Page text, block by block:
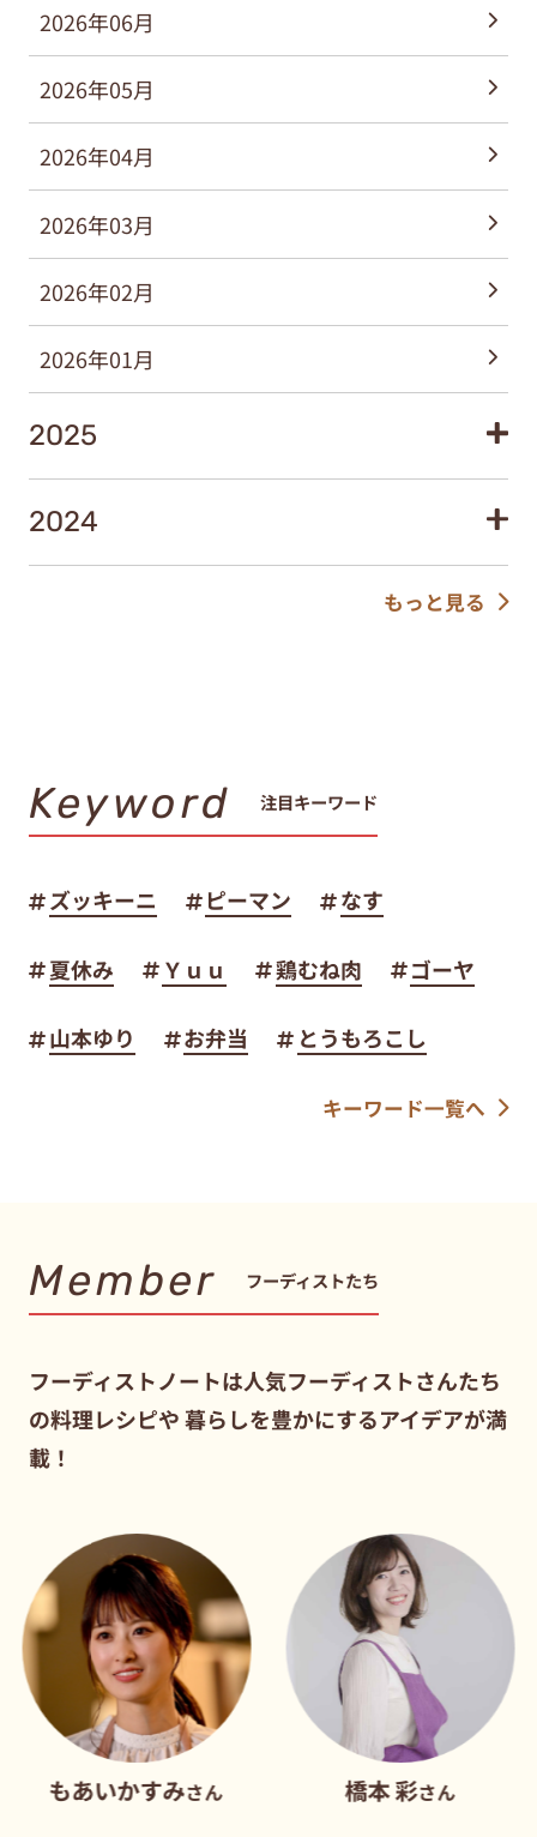
2026年06月
2026年05月
2026年04月
2026年03月
2026年02月
2026年01月
2025
2024
もっと見る
Keyword 注目キーワード
ズッキーニ ピーマン なす
夏休み Ｙｕｕ 鶏むね肉 ゴーヤ
山本ゆり お弁当 とうもろこし
キーワード一覧へ
Member フーディストたち
フーディストノートは人気フーディストさんたち
の料理レシピや暮らしを豊かにするアイデアが満
載！
すみさん